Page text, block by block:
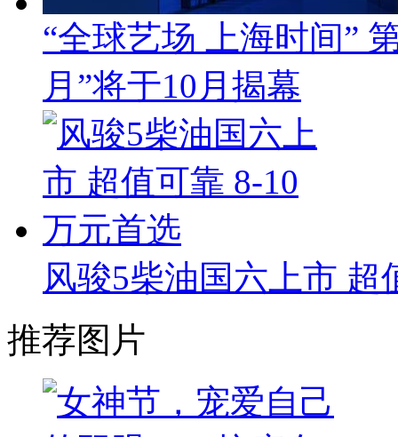
“全球艺场 上海时间”
月”将于10月揭幕
风骏5柴油国六上市 超
推荐图片